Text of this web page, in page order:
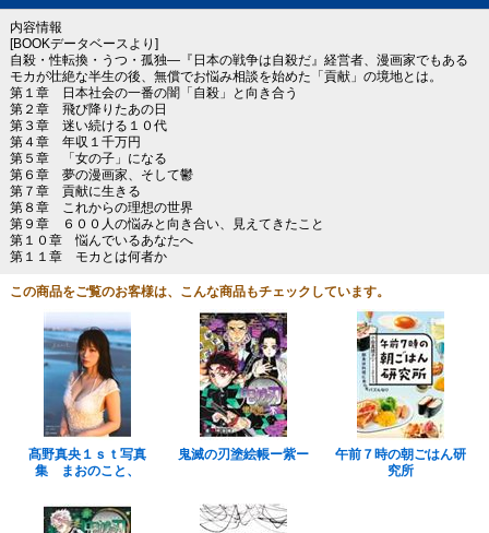
内容情報
[BOOKデータベースより]
自殺・性転換・うつ・孤独―『日本の戦争は自殺だ』経営者、漫画家でもある
モカが壮絶な半生の後、無償でお悩み相談を始めた「貢献」の境地とは。
第１章 日本社会の一番の闇「自殺」と向き合う
第２章 飛び降りたあの日
第３章 迷い続ける１０代
第４章 年収１千万円
第５章 「女の子」になる
第６章 夢の漫画家、そして鬱
第７章 貢献に生きる
第８章 これからの理想の世界
第９章 ６００人の悩みと向き合い、見えてきたこと
第１０章 悩んでいるあなたへ
第１１章 モカとは何者か
この商品をご覧のお客様は、こんな商品もチェックしています。
髙野真央１ｓｔ写真
集 まおのこと、
鬼滅の刃塗絵帳ー紫ー
午前７時の朝ごはん研
究所